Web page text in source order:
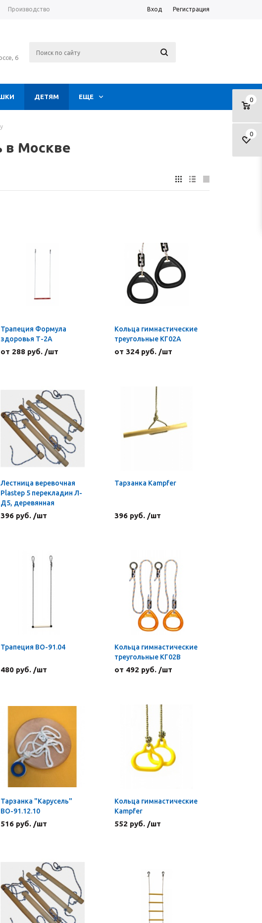
Производство Вход Регистрация
6
0
0
ДЕТЯМ ЕЩЕ
в Москве
Трапеция Формула
здоровья Т-2А
от 288 руб. /шт
Кольца гимнастические
треугольные КГ02А
от 324 руб. /шт
Лестница веревочная
Plastep 5 перекладин Л-
Д5, деревянная
396 руб. /шт
Тарзанка Kampfer
396 руб. /шт
Трапеция ВО-91.04
480 руб. /шт
Кольца гимнастические
треугольные КГ02В
от 492 руб. /шт
Тарзанка "Карусель"
ВО-91.12.10
516 руб. /шт
Кольца гимнастические
Kampfer
552 руб. /шт